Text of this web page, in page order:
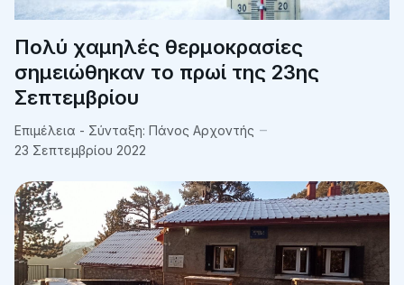
Πολύ χαμηλές θερμοκρασίες
σημειώθηκαν το πρωί της 23ης
Σεπτεμβρίου
Επιμέλεια - Σύνταξη: Πάνος Αρχοντής
23 Σεπτεμβρίου 2022